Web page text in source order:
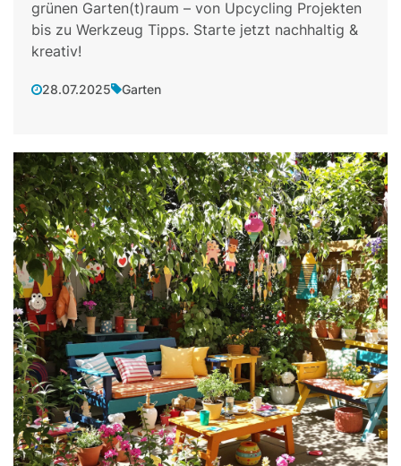
grünen Garten(t)raum – von Upcycling Projekten
bis zu Werkzeug Tipps. Starte jetzt nachhaltig &
kreativ!
28.07.2025 Garten